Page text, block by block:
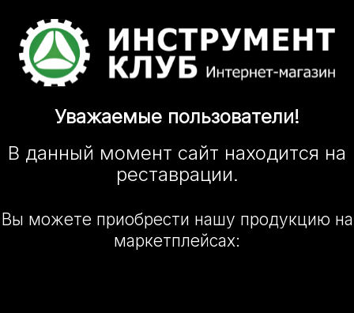
Уважаемые пользователи!
В данный момент сайт находится на
реставрации.
Вы можете приобрести нашу продукцию на
маркетплейсах: